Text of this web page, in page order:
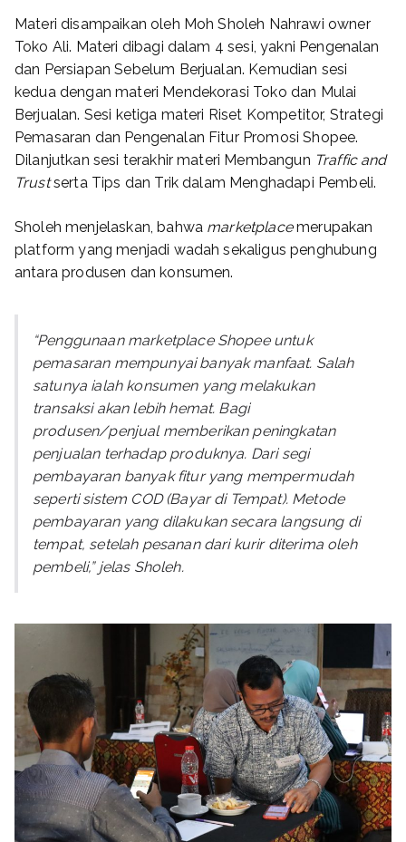
Materi disampaikan oleh Moh Sholeh Nahrawi owner
Toko Ali. Materi dibagi dalam 4 sesi, yakni Pengenalan
dan Persiapan Sebelum Berjualan. Kemudian sesi
kedua dengan materi Mendekorasi Toko dan Mulai
Berjualan. Sesi ketiga materi Riset Kompetitor, Strategi
Pemasaran dan Pengenalan Fitur Promosi Shopee.
Dilanjutkan sesi terakhir materi Membangun Traffic and
Trustserta Tips dan Trik dalam Menghadapi Pembeli.
Sholeh menjelaskan, bahwa marketplacemerupakan
platform yang menjadi wadah sekaligus penghubung
antara produsen dan konsumen.
“Penggunaan marketplace Shopee untuk
pemasaran mempunyai banyak manfaat. Salah
satunya ialah konsumen yang melakukan
transaksi akan lebih hemat. Bagi
produsen/penjual memberikan peningkatan
penjualan terhadap produknya. Dari segi
pembayaran banyak fitur yang mempermudah
seperti sistem COD (Bayar di Tempat). Metode
pembayaran yang dilakukan secara langsung di
tempat, setelah pesanan dari kurir diterima oleh
pembeli,” jelas Sholeh.